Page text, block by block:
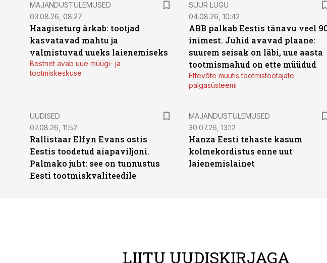
MAJANDUSTULEMUSED
03.08.26, 08:27
Haagiseturg ärkab: tootjad
kasvatavad mahtu ja
valmistuvad uueks laienemiseks
Bestnet avab uue müügi- ja
tootmiskeskuse
SUUR LUGU
04.08.26, 10:42
ABB palkab Eestis tänavu veel
inimest. Juhid avavad plaane:
suurem seisak on läbi, uue aasta
tootmismahud on ette müüdud
Ettevõte muutis tootmistöötajate
palgasüsteemi
UUDISED
07.08.26, 11:52
Rallistaar Elfyn Evans ostis
Eestis toodetud aiapaviljoni.
Palmako juht: see on tunnustus
Eesti tootmiskvaliteedile
MAJANDUSTULEMUSED
30.07.26, 13:12
Hanza Eesti tehaste kasum
kolmekordistus enne uut
laienemislainet
LIITU UUDISKIRJAGA